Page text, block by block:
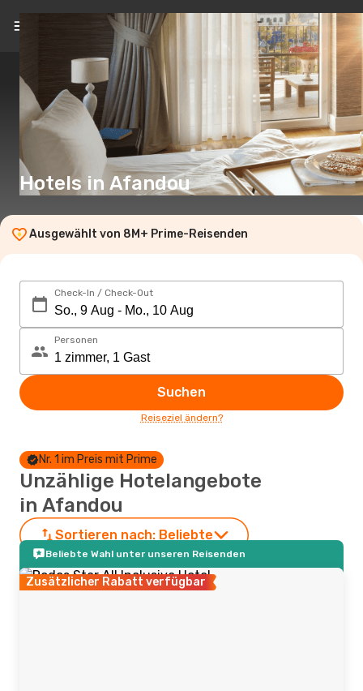
DE(€)
Hotels in Afandou
Ausgewählt von 8M+ Prime-Reisenden
Check-In / Check-Out
Personen
Suchen
Reiseziel ändern?
Nr. 1 im Preis mit Prime
Unzählige Hotelangebote
in Afandou
Sortieren nach: Beliebte
Beliebte Wahl unter unseren Reisenden
Zusätzlicher Rabatt verfügbar